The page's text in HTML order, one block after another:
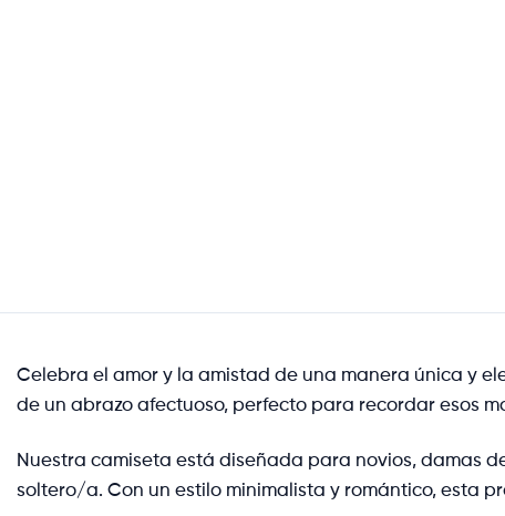
Celebra el amor y la amistad de una manera única y
de un abrazo afectuoso, perfecto para recordar esos
Nuestra camiseta está diseñada para novios, damas
soltero/a. Con un estilo minimalista y romántico, esta